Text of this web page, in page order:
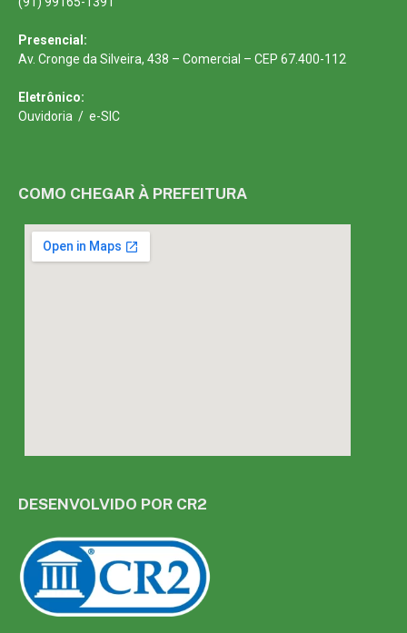
Presencial:
Av. Cronge da Silveira, 438 – Comercial – CEP 67.400-112
Eletrônico:
Ouvidoria / e-SIC
COMO CHEGAR À PREFEITURA
DESENVOLVIDO POR CR2